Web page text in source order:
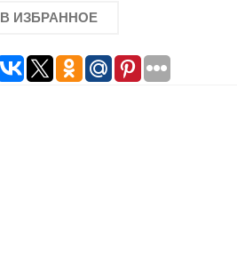
В ИЗБРАННОЕ